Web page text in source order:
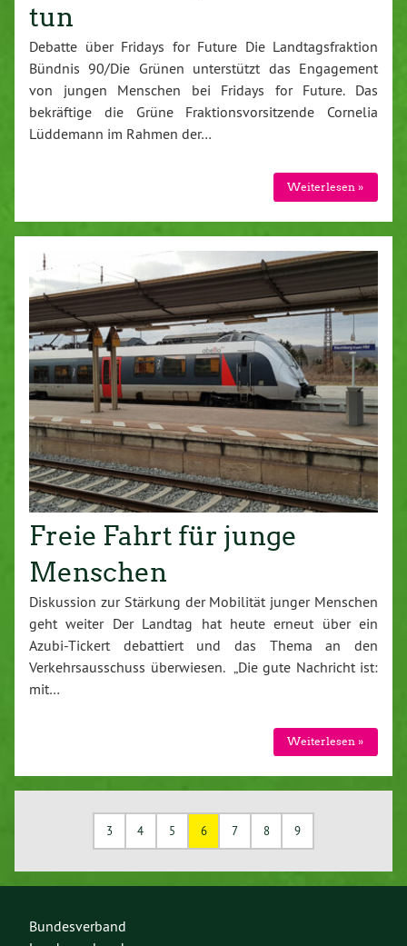
tun
Debatte über Fridays for Future Die Landtagsfraktion
Bündnis 90/Die Grünen unterstützt das Engagement
von jungen Menschen bei Fridays for Future. Das
bekräftige die Grüne Fraktionsvorsitzende Cornelia
Lüddemann im Rahmen der…
Weiterlesen »
Freie Fahrt für junge
Menschen
Diskussion zur Stärkung der Mobilität junger Menschen
geht weiter Der Landtag hat heute erneut über ein
Azubi-Tickert debattiert und das Thema an den
Verkehrsausschuss überwiesen. „Die gute Nachricht ist:
mit…
Weiterlesen »
3 4 5 6 7 8 9
Bundesverband